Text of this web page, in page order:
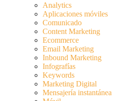
Analytics
Aplicaciones móviles
Comunicado
Content Marketing
Ecommerce
Email Marketing
Inbound Marketing
Infografías
Keywords
Marketing Digital
Mensajería instantánea